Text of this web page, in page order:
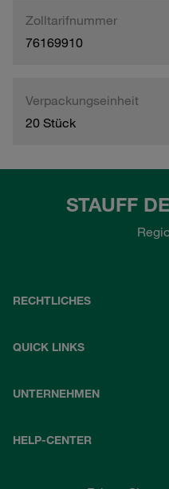
Zolltarifnummer
76169910
Verpackungseinheit
20 Stück
STAUFF
RECHTLICHES
QUICK LINKS
UNTERNEHMEN
HELP-CENTER